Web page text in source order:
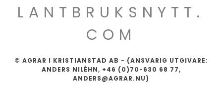
LANTBRUKSNYTT.
COM
© AGRAR I KRISTIANSTAD AB - (ANSVARIG UTGIVARE:
ANDERS NILÉHN, +46 (0)70-630 68 77,
ANDERS@AGRAR.NU)